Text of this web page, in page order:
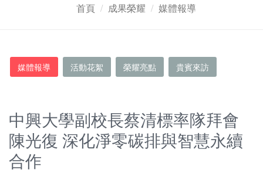
首頁 成果榮耀 媒體報導
媒體報導 活動花絮 榮耀亮點 貴賓來訪
中興大學副校長蔡清標率隊拜會
陳光復 深化淨零碳排與智慧永續
合作